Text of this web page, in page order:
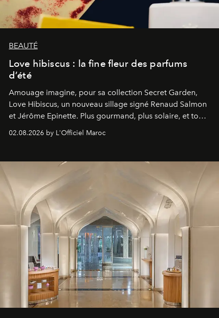
BEAUTÉ
Love hibiscus : la fine fleur des parfums
d’été
Amouage imagine, pour sa collection Secret Garden,
Love Hibiscus, un nouveau sillage signé Renaud Salmon
et Jérôme Epinette. Plus gourmand, plus solaire, et tout
à fait irrésistible.
02.08.2026 by L'Officiel Maroc